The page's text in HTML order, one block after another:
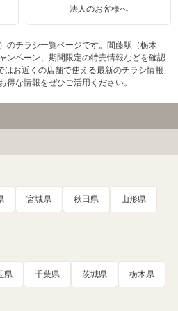
法人のお客様へ
のチラシ一覧ページです。間藤駅（栃木
ンペーン、期間限定の特売情報などを確認
お近くの店舗で使える最新のチラシ情報
得な情報をぜひご活用ください。
宮城県 秋田県 山形県
県 千葉県 茨城県 栃木県